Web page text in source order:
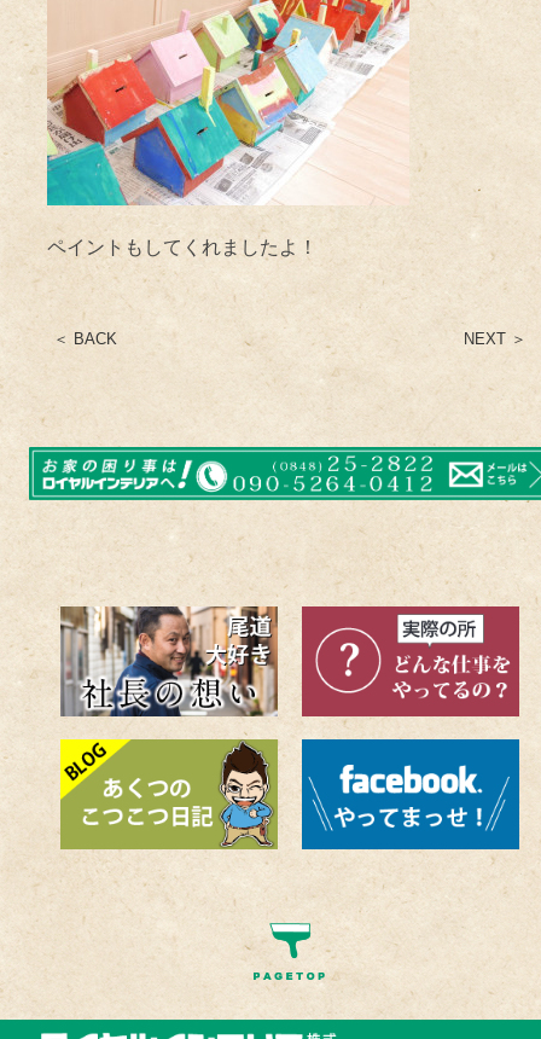
ペイントもしてくれましたよ！
＜ BACK NEXT ＞